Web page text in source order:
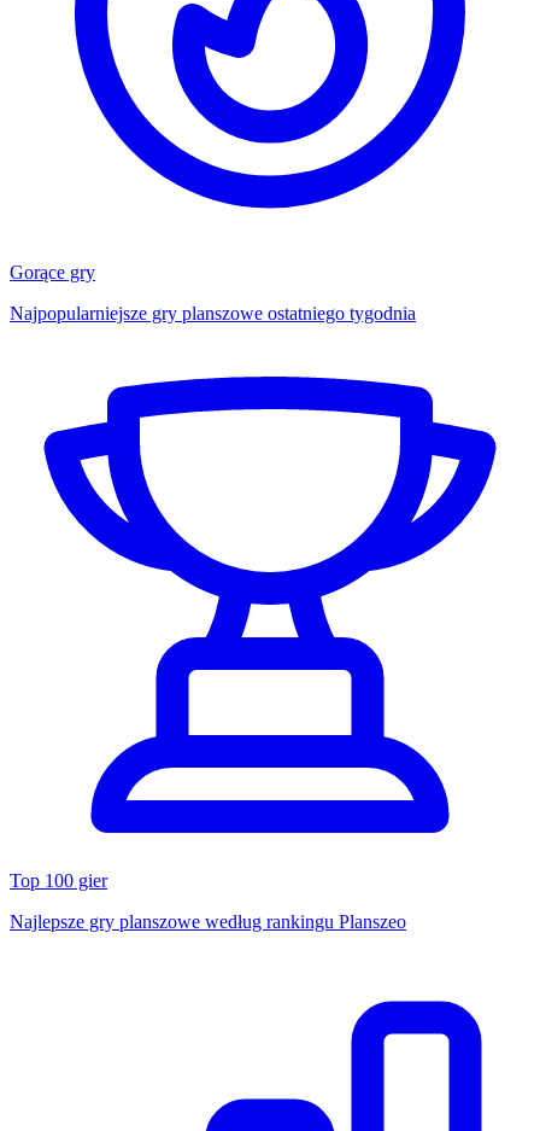
Gorące gry
Najpopularniejsze gry planszowe ostatniego tygodnia
Top 100 gier
Najlepsze gry planszowe według rankingu Planszeo